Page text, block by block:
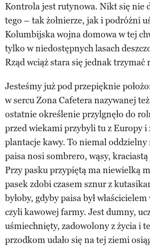
Kontrola jest rutynowa. Nikt się nie
tego – tak żołnierze, jak i podróżni
Kolumbijska wojna domowa w tej
tylko w niedostępnych lasach
Rząd wciąż stara się jednak trzymać
Jesteśmy już pod przepięknie
w sercu Zona Cafetera nazywanej
ostatnie określenie przylgnęło do
przed wiekami przybyli tu z Europy i
plantacje kawy. To niemal
paisa nosi sombrero, wąsy,
Przy pasku przypiętą ma niewielką
pasek zdobi czasem sznur z
byłoby, gdyby paisa był
czyli kawowej farmy. Jest dumny,
uśmiechnięty, zadowolony z życia i
przodkom udało się na tej ziemi